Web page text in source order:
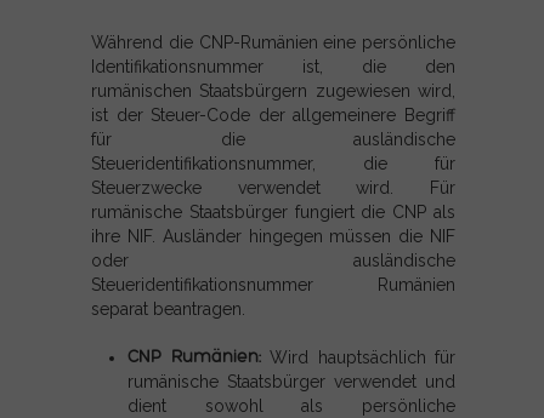
Während die CNP-Rumänien eine persönliche
Identifikationsnummer ist, die den
rumänischen Staatsbürgern zugewiesen wird,
ist der Steuer-Code der allgemeinere Begriff
für die ausländische
Steueridentifikationsnummer, die für
Steuerzwecke verwendet wird. Für
rumänische Staatsbürger fungiert die CNP als
ihre NIF. Ausländer hingegen müssen die NIF
oder ausländische
Steueridentifikationsnummer Rumänien
separat beantragen.
CNP Rumänien: Wird hauptsächlich für
rumänische Staatsbürger verwendet und
dient sowohl als persönliche